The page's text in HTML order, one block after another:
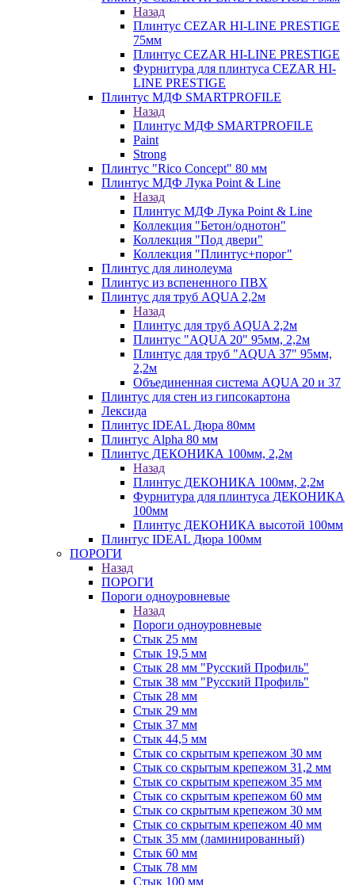
Назад
Плинтус CEZAR HI-LINE PRESTIGE
75мм
Плинтус CEZAR HI-LINE PRESTIGE
Фурнитура для плинтуса CEZAR HI-
LINE PRESTIGE
Плинтус МДФ SMARTPROFILE
Назад
Плинтус МДФ SMARTPROFILE
Paint
Strong
Плинтус "Rico Concept" 80 мм
Плинтус МДФ Лука Point & Line
Назад
Плинтус МДФ Лука Point & Line
Коллекция "Бетон/однотон"
Коллекция "Под двери"
Коллекция "Плинтус+порог"
Плинтус для линолеума
Плинтус из вспененного ПВХ
Плинтус для труб AQUA 2,2м
Назад
Плинтус для труб AQUA 2,2м
Плинтус "AQUA 20" 95мм, 2,2м
Плинтус для труб "AQUA 37" 95мм,
2,2м
Объединенная система AQUA 20 и 37
Плинтус для стен из гипсокартона
Лексида
Плинтус IDEAL Дюра 80мм
Плинтус Alpha 80 мм
Плинтус ДЕКОНИКА 100мм, 2,2м
Назад
Плинтус ДЕКОНИКА 100мм, 2,2м
Фурнитура для плинтуса ДЕКОНИКА
100мм
Плинтус ДЕКОНИКА высотой 100мм
Плинтус IDEAL Дюра 100мм
ПОРОГИ
Назад
ПОРОГИ
Пороги одноуровневые
Назад
Пороги одноуровневые
Стык 25 мм
Стык 19,5 мм
Стык 28 мм "Русский Профиль"
Стык 38 мм "Русский Профиль"
Стык 28 мм
Стык 29 мм
Стык 37 мм
Стык 44,5 мм
Стык со скрытым крепежом 30 мм
Стык со скрытым крепежом 31,2 мм
Стык со скрытым крепежом 35 мм
Стык со скрытым крепежом 60 мм
Стык со скрытым крепежом 30 мм
Стык со скрытым крепежом 40 мм
Стык 35 мм (ламинированный)
Стык 60 мм
Стык 78 мм
Стык 100 мм